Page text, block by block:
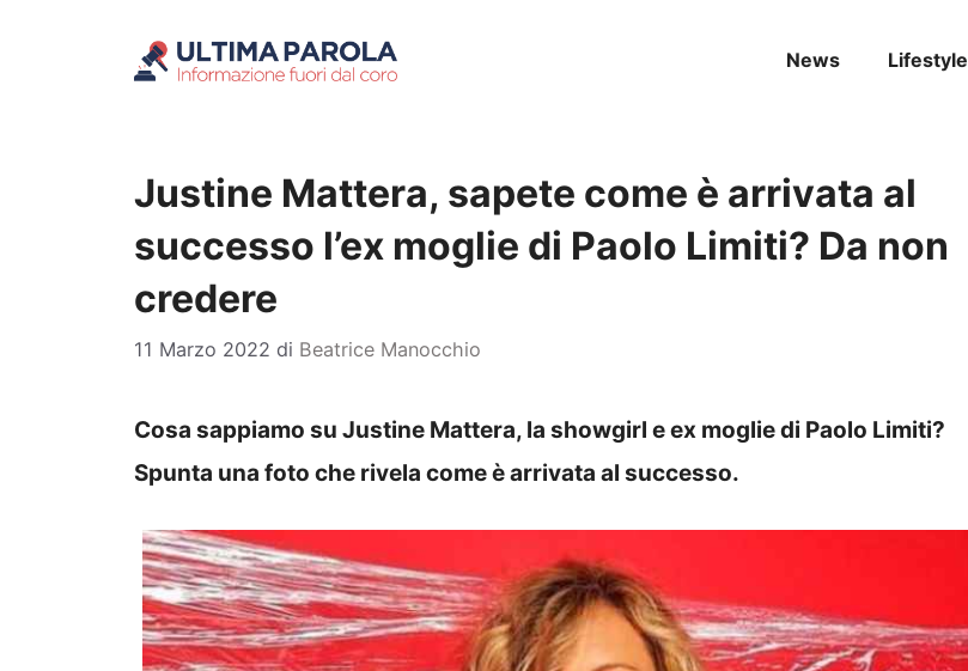
News Lifestyle
Justine Mattera, sapete come è arrivata al
successo l’ex moglie di Paolo Limiti? Da non
credere
11 Marzo 2022 di Beatrice Manocchio
Cosa sappiamo su Justine Mattera, la showgirl e ex moglie di Paolo Limiti?
Spunta una foto che rivela come è arrivata al successo.